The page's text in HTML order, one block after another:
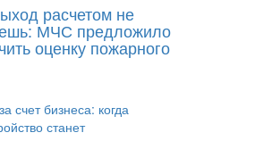
расчетом не
МЧС предложило
оценку пожарного